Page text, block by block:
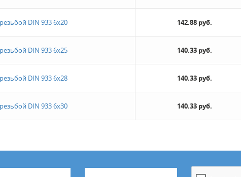
DIN 933 6х20 142.88 руб.
DIN 933 6х25 140.33 руб.
DIN 933 6х28 140.33 руб.
DIN 933 6х30 140.33 руб.